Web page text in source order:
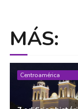
MÁS:
Centroamérica